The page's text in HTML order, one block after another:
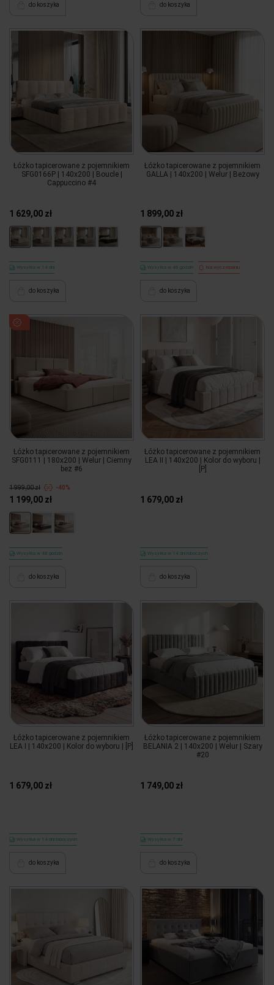
do koszyka do koszyka
Łóżko tapicerowane z pojemnikiem
SFG0166P | 140x200 | Boucle |
Cappuccino #4
1 629,00 zł
Wysyłka w 14 dni
do koszyka
Łóżko tapicerowane z pojemnikiem
GALLA | 140x200 | Welur | Beżowy
1 899,00 zł
Wysyłka w 48 godzin Na wyczerpaniu
do koszyka
Łóżko tapicerowane z pojemnikiem
SFG0111 | 180x200 | Welur | Ciemny
beż #6
1 999,00 zł -40%
1 199,00 zł
Wysyłka w 48 godzin
do koszyka
Łóżko tapicerowane z pojemnikiem
LEA II | 140x200 | Kolor do wyboru |
[P]
1 679,00 zł
Wysyłka w 14 dni roboczych
do koszyka
Łóżko tapicerowane z pojemnikiem
LEA I | 140x200 | Kolor do wyboru | [P]
1 679,00 zł
Wysyłka w 14 dni roboczych
do koszyka
Łóżko tapicerowane z pojemnikiem
BELANIA 2 | 140x200 | Welur | Szary
#20
1 749,00 zł
Wysyłka w 7 dni
do koszyka